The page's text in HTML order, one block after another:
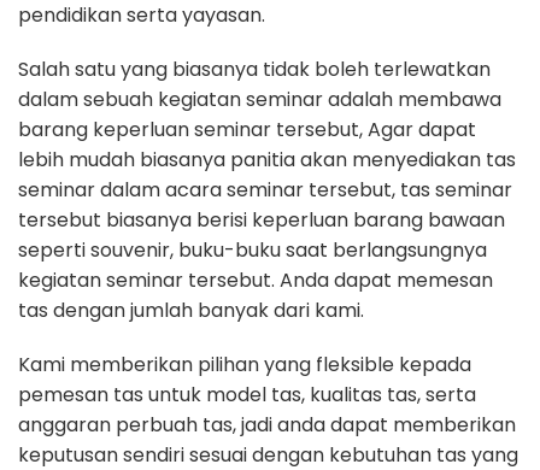
pendidikan serta yayasan.
Salah satu yang biasanya tidak boleh terlewatkan
dalam sebuah kegiatan seminar adalah membawa
barang keperluan seminar tersebut, Agar dapat
lebih mudah biasanya panitia akan menyediakan tas
seminar dalam acara seminar tersebut, tas seminar
tersebut biasanya berisi keperluan barang bawaan
seperti souvenir, buku-buku saat berlangsungnya
kegiatan seminar tersebut. Anda dapat memesan
tas dengan jumlah banyak dari kami.
Kami memberikan pilihan yang fleksible kepada
pemesan tas untuk model tas, kualitas tas, serta
anggaran perbuah tas, jadi anda dapat memberikan
keputusan sendiri sesuai dengan kebutuhan tas yang